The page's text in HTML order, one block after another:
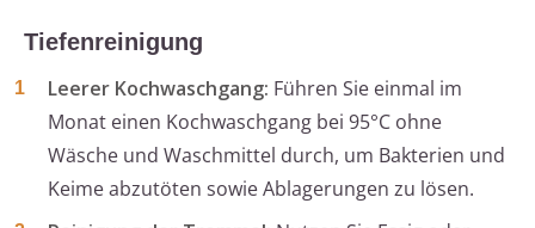
Tiefenreinigung
Leerer Kochwaschgang: Führen Sie einmal im
Monat einen Kochwaschgang bei 95°C ohne
Wäsche und Waschmittel durch, um Bakterien und
Keime abzutöten sowie Ablagerungen zu lösen.